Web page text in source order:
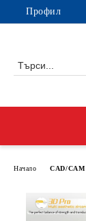
Профил
Начало CAD/CAM